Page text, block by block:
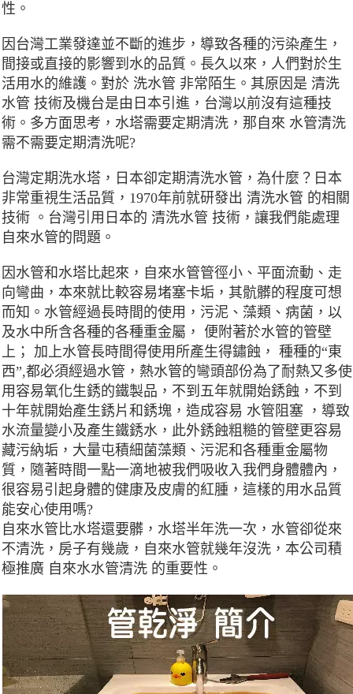
性。
因台灣工業發達並不斷的進步，導致各種的污染產生，
間接或直接的影響到水的品質。長久以來，人們對於生
活用水的維護。對於 洗水管 非常陌生。其原因是 清洗
水管 技術及機台是由日本引進，台灣以前沒有這種技
術。多方面思考，水塔需要定期清洗，那自來 水管清洗
需不需要定期清洗呢?
台灣定期洗水塔，日本卻定期清洗水管，為什麼？日本
非常重視生活品質，1970年前就研發出 清洗水管 的相關
技術 。台灣引用日本的 清洗水管 技術，讓我們能處理
自來水管的問題。
因水管和水塔比起來，自來水管管徑小、平面流動、走
向彎曲，本來就比較容易堵塞卡垢，其骯髒的程度可想
而知。水管經過長時間的使用，污泥、藻類、病菌，以
及水中所含各種的各種重金屬， 便附著於水管的管壁
上； 加上水管長時間得使用所產生得鏽蝕， 種種的“東
西”,都必須經過水管，熱水管的彎頭部份為了耐熱又多使
用容易氧化生銹的鐵製品，不到五年就開始銹蝕，不到
十年就開始產生銹片和銹塊，造成容易 水管阻塞 ，導致
水流量變小及產生鐵銹水，此外銹蝕粗糙的管壁更容易
藏污納垢，大量屯積細菌藻類、污泥和各種重金屬物
質，隨著時間一點一滴地被我們吸收入我們身體體內，
很容易引起身體的健康及皮膚的紅腫，這樣的用水品質
能安心使用嗎?
自來水管比水塔還要髒，水塔半年洗一次，水管卻從來
不清洗，房子有幾歲，自來水管就幾年沒洗，本公司積
極推廣 自來水水管清洗 的重要性。